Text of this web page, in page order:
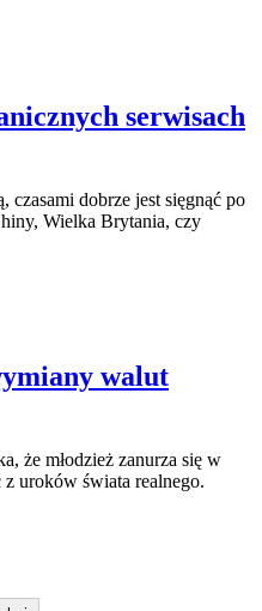
serwisach
czasami dobrze jest sięgnąć po
Wielka Brytania, czy
walut
że młodzież zanurza się w
uroków świata realnego.